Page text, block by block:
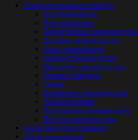
Пищевая промышленность
Полуфабрикаты
Птицефабрики
Кондитерское производство
Хлебное производство
Мясо-переработка
Рыбное производство
Молочное производство
Овощи и фрукты
Снэки
Конфетное производство
Линии розлива
Консервное производство
Винное производство
Складское оборудование
Типы конвейеров